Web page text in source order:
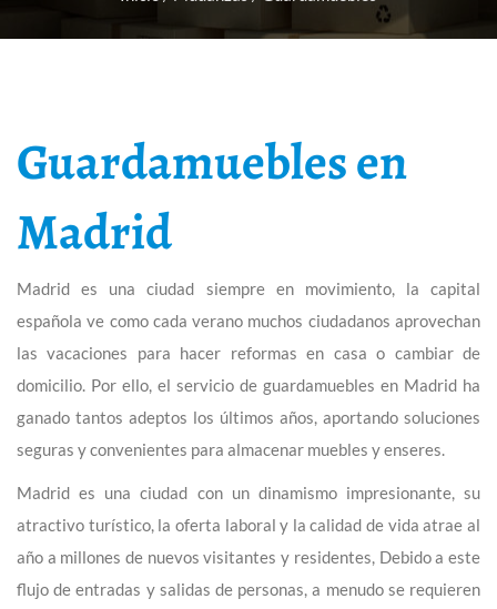
Guardamuebles en
Madrid
Madrid es una ciudad siempre en movimiento, la capital
española ve como cada verano muchos ciudadanos aprovechan
las vacaciones para hacer reformas en casa o cambiar de
domicilio. Por ello, el servicio de guardamuebles en Madrid ha
ganado tantos adeptos los últimos años, aportando soluciones
seguras y convenientes para almacenar muebles y enseres.
Madrid es una ciudad con un dinamismo impresionante, su
atractivo turístico, la oferta laboral y la calidad de vida atrae al
año a millones de nuevos visitantes y residentes, Debido a este
flujo de entradas y salidas de personas, a menudo se requieren